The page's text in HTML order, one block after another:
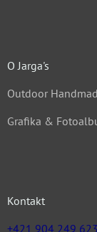
O Jarga's
Outdoor
Grafika &
Kontakt
+421 904 249 623